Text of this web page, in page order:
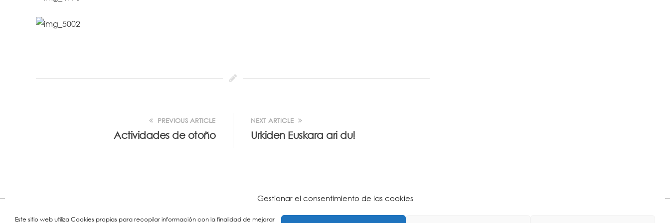
Gestionar el consentimiento de las cookies
Este sitio web utiliza Cookies propias para recopilar información con la finalidad de mejorar
PREVIOUS ARTICLE
Actividades de otoño
NEXT ARTICLE
Urkiden Euskara ari du!